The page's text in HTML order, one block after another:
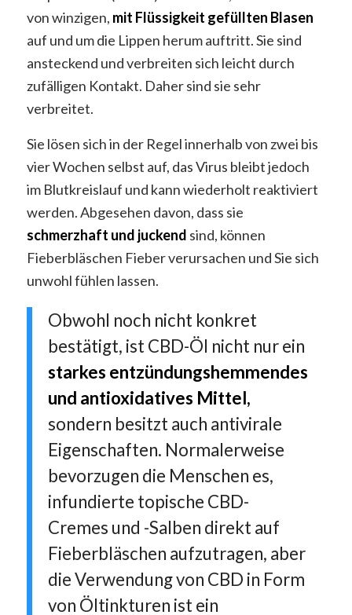
von winzigen, mit Flüssigkeit gefüllten Blasen
auf und um die Lippen herum auftritt. Sie sind
ansteckend und verbreiten sich leicht durch
zufälligen Kontakt. Daher sind sie sehr
verbreitet.
Sie lösen sich in der Regel innerhalb von zwei bis
vier Wochen selbst auf, das Virus bleibt jedoch
im Blutkreislauf und kann wiederholt reaktiviert
werden. Abgesehen davon, dass sie
schmerzhaft und juckend sind, können
Fieberbläschen Fieber verursachen und Sie sich
unwohl fühlen lassen.
Obwohl noch nicht konkret
bestätigt, ist CBD-Öl nicht nur ein
starkes entzündungshemmendes
und antioxidatives Mittel,
sondern besitzt auch antivirale
Eigenschaften. Normalerweise
bevorzugen die Menschen es,
infundierte topische CBD-
Cremes und -Salben direkt auf
Fieberbläschen aufzutragen, aber
die Verwendung von CBD in Form
von Öltinkturen ist ein